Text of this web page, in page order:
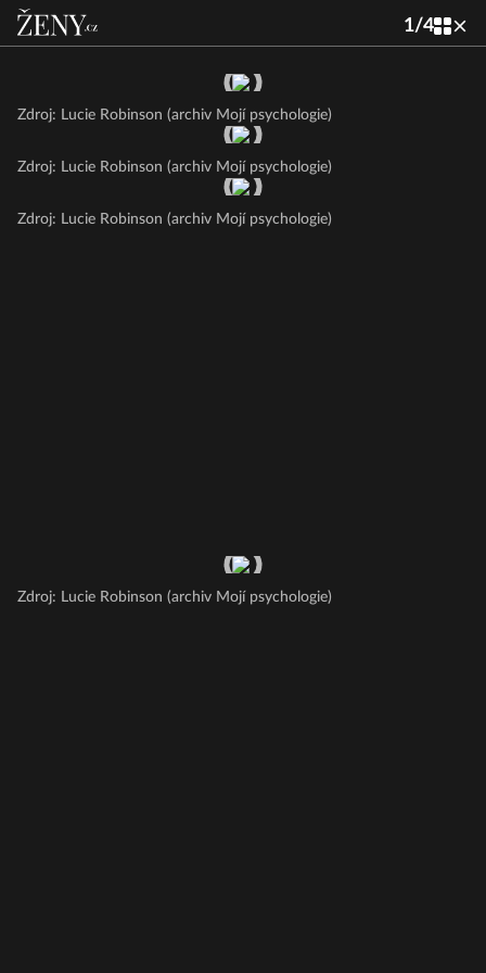
1/4
Zdroj: Lucie Robinson (archiv Mojí psychologie)
Zdroj: Lucie Robinson (archiv Mojí psychologie)
Zdroj: Lucie Robinson (archiv Mojí psychologie)
Zdroj: Lucie Robinson (archiv Mojí psychologie)